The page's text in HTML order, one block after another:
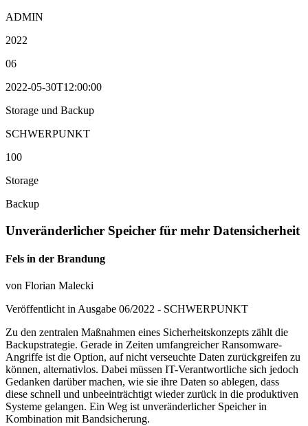
ADMIN
2022
06
2022-05-30T12:00:00
Storage und Backup
SCHWERPUNKT
100
Storage
Backup
Unveränderlicher Speicher für mehr Datensicherheit
Fels in der Brandung
von Florian Malecki
Veröffentlicht in Ausgabe 06/2022 - SCHWERPUNKT
Zu den zentralen Maßnahmen eines Sicherheitskonzepts zählt die
Backupstrategie. Gerade in Zeiten umfangreicher Ransomware-
Angriffe ist die Option, auf nicht verseuchte Daten zurückgreifen zu
können, alternativlos. Dabei müssen IT-Verantwortliche sich jedoch
Gedanken darüber machen, wie sie ihre Daten so ablegen, dass
diese schnell und unbeeinträchtigt wieder zurück in die produktiven
Systeme gelangen. Ein Weg ist unveränderlicher Speicher in
Kombination mit Bandsicherung.